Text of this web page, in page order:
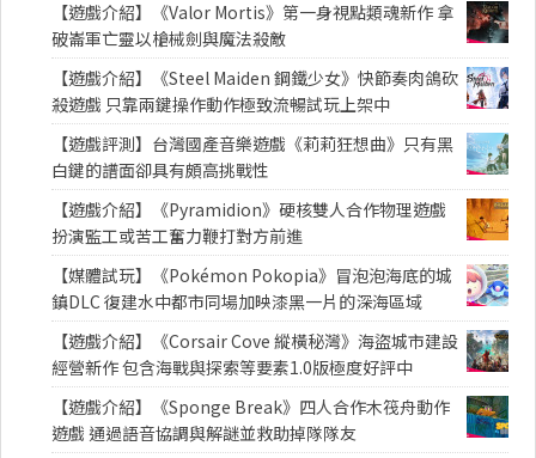
【遊戲介紹】《Valor Mortis》第一身視點類魂新作 拿
破崙軍亡靈以槍械劍與魔法殺敵
【遊戲介紹】《Steel Maiden 鋼鐵少女》快節奏肉鴿砍
殺遊戲 只靠兩鍵操作動作極致流暢試玩上架中
【遊戲評測】台灣國產音樂遊戲《莉莉狂想曲》只有黑
白鍵的譜面卻具有頗高挑戰性
【遊戲介紹】《Pyramidion》硬核雙人合作物理遊戲
扮演監工或苦工奮力鞭打對方前進
【媒體試玩】《Pokémon Pokopia》冒泡泡海底的城
鎮DLC 復建水中都市同場加映漆黑一片的深海區域
【遊戲介紹】《Corsair Cove 縱橫秘灣》海盜城市建設
經營新作 包含海戰與探索等要素1.0版極度好評中
【遊戲介紹】《Sponge Break》四人合作木筏舟動作
遊戲 通過語音協調與解謎並救助掉隊隊友